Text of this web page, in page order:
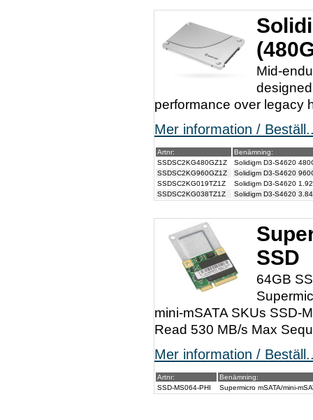
Mid-
performance over legacy
Mer information /
Artnr:
Benämning:
SSDSC2KG480GZ1Z
Solidigm D3-S4620
SSDSC2KG960GZ1Z
Solidigm D3-S4620
SSDSC2KG019TZ1Z
Solidigm D3-S4620
SSDSC2KG038TZ1Z
Solidigm D3-S4620
SSD
64GB
mini-mSATA SKUs SSD-
Read 530 MB/s Max
Mer information /
Artnr:
Benämning:
SSD-MS064-PHI
Supermicro mSATA/mini-